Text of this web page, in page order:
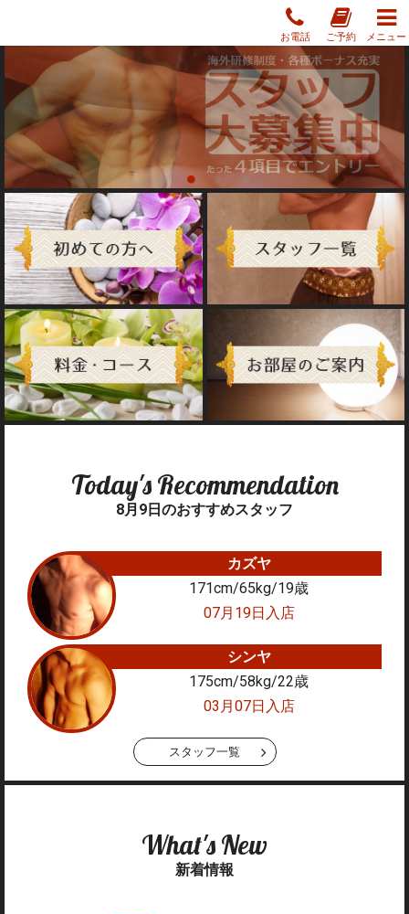
ご予約
お電話 メニュー
Today's Recommendation
8月9日のおすすめスタッフ
カズヤ
171cm/65kg/19歳
07月19日入店
シンヤ
175cm/58kg/22歳
03月07日入店
スタッフ一覧
What's New
新着情報